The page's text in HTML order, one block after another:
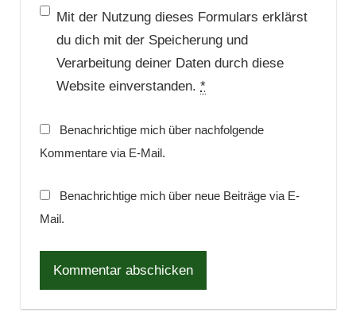
Mit der Nutzung dieses Formulars erklärst
du dich mit der Speicherung und
Verarbeitung deiner Daten durch diese
Website einverstanden. *
Benachrichtige mich über nachfolgende
Kommentare via E-Mail.
Benachrichtige mich über neue Beiträge via E-
Mail.